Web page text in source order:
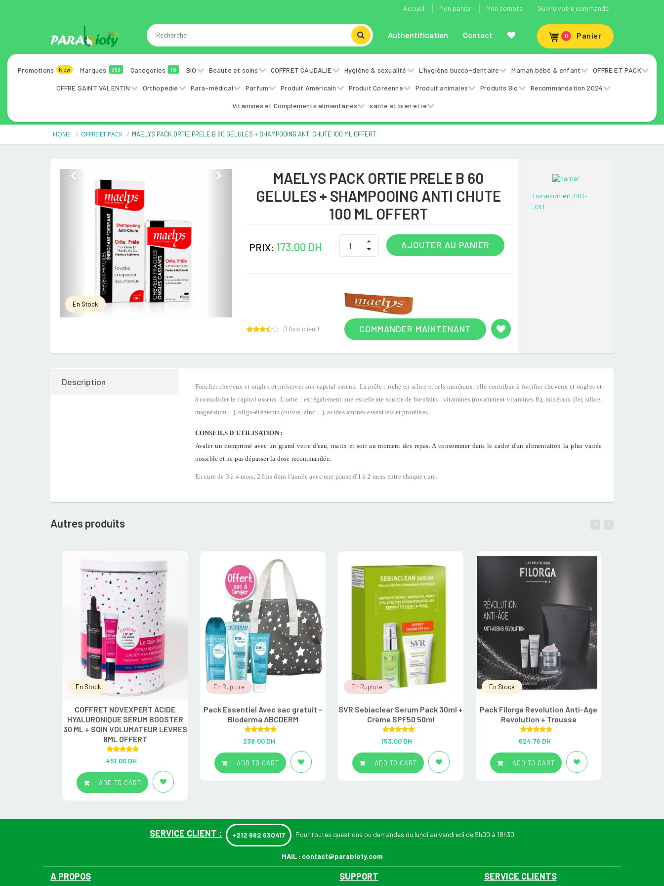
Accueil Mon panier Mon compte Suivre votre commande
Authentification Contact 0 Panier
Promotions New Marques 393 Catégories 18 BIO Beaute et soins COFFRET CAUDALIE Hygiène & sexualité L'hygiène bucco-dentaire Maman bébé & enfant OFFRE ET PACK
OFFRE SAINT VALENTIN Orthopédie Para-médical Parfum Produit Américain Produit Coréenne Produit animales Produits Bio Recommandation 2024
Vitamines et Compléments alimentaires sante et bien etre
HOME OFFRE ET PACK MAELYS PACK ORTIE PRELE B 60 GELULES + SHAMPOOING ANTI CHUTE 100 ML OFFERT
Previous
En Stock
MAELYS PACK ORTIE PRELE B 60
GELULES + SHAMPOOING ANTI CHUTE
100 ML OFFERT
PRIX: 173.00 DH AJOUTER AU PANIER
COMMANDER MAINTENANT
out of
rating
(1 Avis client)
Livraison en 24H -
72H
Description
Fortifier cheveux et ongles et préserver son capital osseux. La prêle : riche en silice et sels minéraux, elle contribue à fortifier cheveux et ongles et
à consolider le capital osseux. L'ortie : est également une excellente source de bienfaits : vitamines (notamment vitamines B), minéraux (fer, silice,
magnésium…), oligo-éléments (cuivre, zinc…), acides aminés essentiels et protéines.
CONSEILS D'UTILISATION :
Avaler un comprimé avec un grand verre d'eau, matin et soir au moment des repas. A consommer dans le cadre d'un alimentation la plus variée
possible et ne pas dépasser la dose recommandée.
En cure de 3 à 4 mois, 2 fois dans l'année avec une pause d'1 à 2 mois entre chaque cure.
Autres produits
En Stock
COFFRET NOVEXPERT ACIDE
HYALURONIQUE SÉRUM BOOSTER
30 ML + SOIN VOLUMATEUR LÈVRES
8ML OFFERT
Rated 5.00
out of 5
451.00 DH
ADD TO CART
En Rupture
Pack Essentiel Avec sac gratuit –
Bioderma ABCDERM
Rated 5.00
out of 5
238.00 DH
ADD TO CART
En Rupture
SVR Sebiaclear Serum Pack 30ml +
Crème SPF50 50ml
Rated 5.00
out of 5
153.00 DH
ADD TO CART
En Stock
Pack Filorga Revolution Anti-Age
Revolution + Trousse
Rated 5.00
out of 5
624.76 DH
ADD TO CART
SERVICE CLIENT : +212 662 630417 Pour toutes questions ou demandes du lundi au vendredi de 9h00 à 18h30
MAIL : contact@parabioty.com
A PROPOS SUPPORT SERVICE CLIENTS